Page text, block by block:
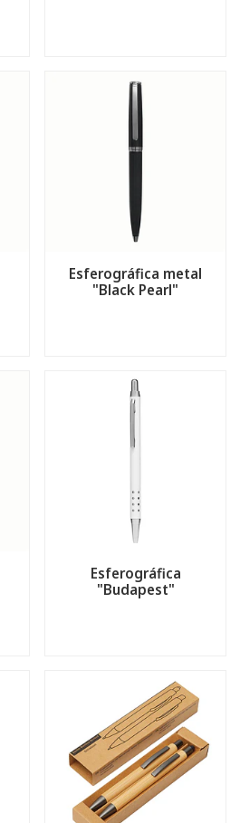
Esferográfica metal
"Black Pearl"
Esferográfica
"Budapest"